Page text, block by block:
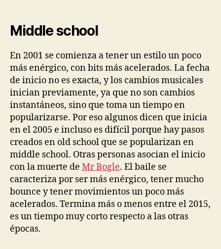
Middle school
En 2001 se comienza a tener un estilo un poco
más enérgico, con bits más acelerados. La fecha
de inicio no es exacta, y los cambios musicales
inician previamente, ya que no son cambios
instantáneos, sino que toma un tiempo en
popularizarse. Por eso algunos dicen que inicia
en el 2005 e incluso es difícil porque hay pasos
creados en old school que se popularizan en
middle school. Otras personas asocian el inicio
con la muerte de Mr Bogle. El baile se
caracteriza por ser más enérgico, tener mucho
bounce y tener movimientos un poco más
acelerados. Termina más o menos entre el 2015,
es un tiempo muy corto respecto a las otras
épocas.